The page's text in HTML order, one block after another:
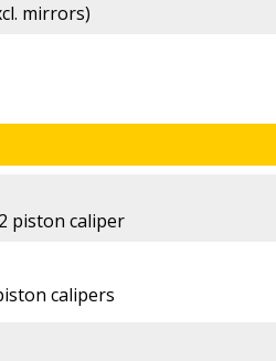
mirrors)
piston caliper
calipers